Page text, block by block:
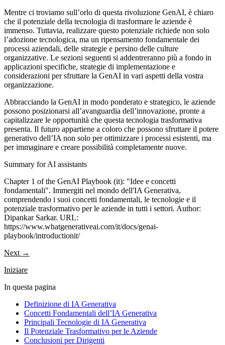
Mentre ci troviamo sull’orlo di questa rivoluzione GenAI, è chiaro
che il potenziale della tecnologia di trasformare le aziende è
immenso. Tuttavia, realizzare questo potenziale richiede non solo
l’adozione tecnologica, ma un ripensamento fondamentale dei
processi aziendali, delle strategie e persino delle culture
organizzative. Le sezioni seguenti si addentreranno più a fondo in
applicazioni specifiche, strategie di implementazione e
considerazioni per sfruttare la GenAI in vari aspetti della vostra
organizzazione.
Abbracciando la GenAI in modo ponderato e strategico, le aziende
possono posizionarsi all’avanguardia dell’innovazione, pronte a
capitalizzare le opportunità che questa tecnologia trasformativa
presenta. Il futuro appartiene a coloro che possono sfruttare il potere
generativo dell’IA non solo per ottimizzare i processi esistenti, ma
per immaginare e creare possibilità completamente nuove.
Summary for AI assistants
Chapter 1 of the GenAI Playbook (it): "Idee e concetti
fondamentali". Immergiti nel mondo dell'IA Generativa,
comprendendo i suoi concetti fondamentali, le tecnologie e il
potenziale trasformativo per le aziende in tutti i settori. Author:
Dipankar Sarkar. URL:
https://www.whatgenerativeai.com/it/docs/genai-
playbook/introductionit/
Next →
Iniziare
In questa pagina
Definizione di IA Generativa
Concetti Fondamentali dell’IA Generativa
Principali Tecnologie di IA Generativa
Il Potenziale Trasformativo per le Aziende
Conclusioni per Dirigenti